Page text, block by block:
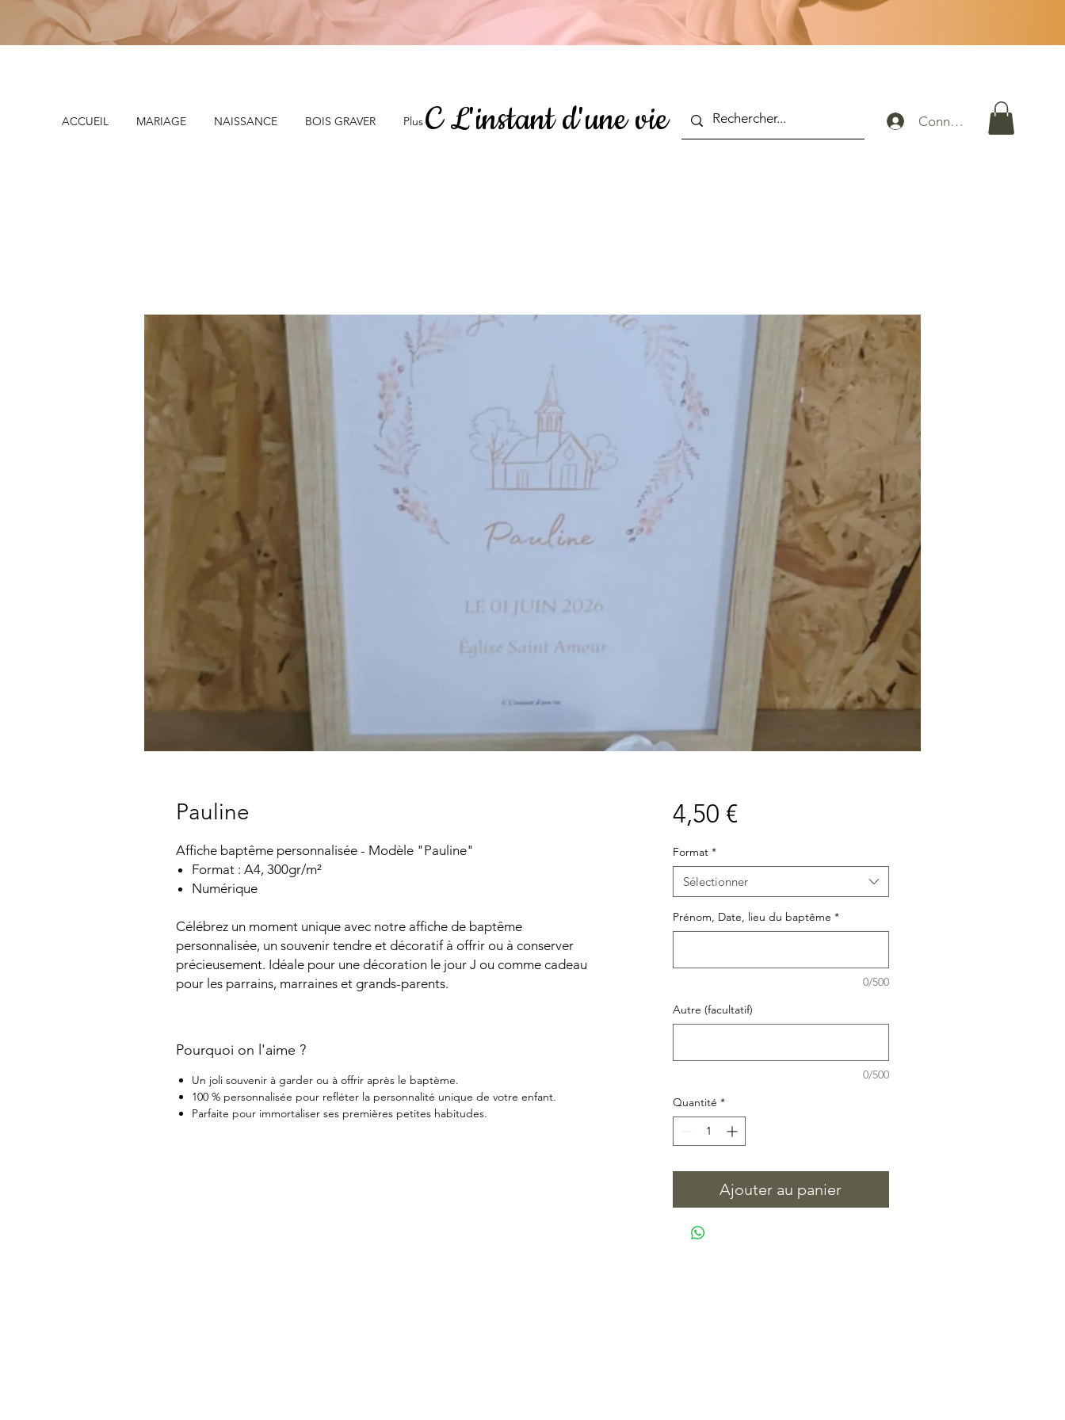
ACCUEIL MARIAGE NAISSANCE BOIS GRAVER Plus Connexion
C L'instant d'une vie
Pauline
Affiche baptême personnalisée - Modèle "Pauline"
Format : A4, 300gr/m²
Numérique
Célébrez un moment unique avec notre affiche de baptême
personnalisée, un souvenir tendre et décoratif à offrir ou à conserver
précieusement. Idéale pour une décoration le jour J ou comme cadeau
pour les parrains, marraines et grands-parents.
Pourquoi on l'aime ?
Un joli souvenir à garder ou à offrir après le baptème.
100 % personnalisée pour refléter la personnalité unique de votre enfant.
Parfaite pour immortaliser ses premières petites habitudes.
4,50 €Prix
Format *
Sélectionner
Prénom, Date, lieu du baptême *
0/500
Autre (facultatif)
0/500
Quantité *
Ajouter au panier